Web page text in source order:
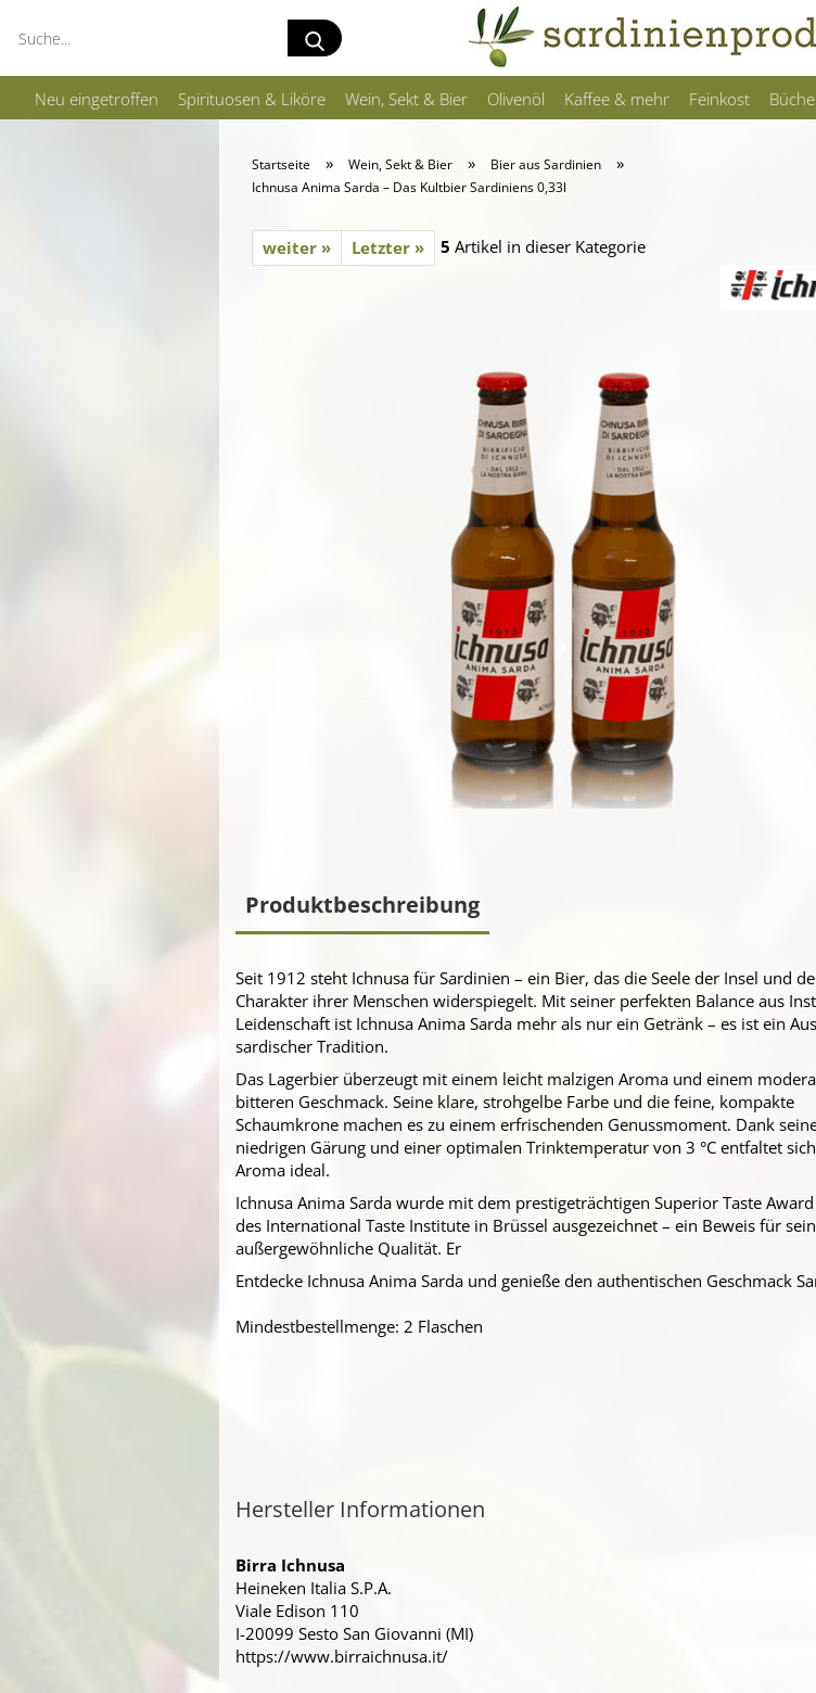
Neu eingetroffen Spirituosen & Liköre Wein, Sekt & Bier Olivenöl Kaffee & mehr Feinkost
Suche...
Startseite » Wein, Sekt & Bier » Bier aus Sardinien »
Ichnusa Anima Sarda – Das Kultbier Sardiniens 0,33l
weiter » Letzter » 5 Artikel in dieser Kategorie
Produktbeschreibung
Seit 1912 steht Ichnusa für Sardinien – ein Bier, das die Seele der Insel und
Charakter ihrer Menschen widerspiegelt. Mit seiner perfekten Balance aus
Leidenschaft ist Ichnusa Anima Sarda mehr als nur ein Getränk – es ist ein
sardischer Tradition.
Das Lagerbier überzeugt mit einem leicht malzigen Aroma und einem
bitteren Geschmack. Seine klare, strohgelbe Farbe und die feine, kompakte
Schaumkrone machen es zu einem erfrischenden Genussmoment. Dank
niedrigen Gärung und einer optimalen Trinktemperatur von 3 °C entfaltet
Aroma ideal.
Ichnusa Anima Sarda wurde mit dem prestigeträchtigen Superior Taste
des International Taste Institute in Brüssel ausgezeichnet – ein Beweis für
außergewöhnliche Qualität. Er
Entdecke Ichnusa Anima Sarda und genieße den authentischen Geschmack
Mindestbestellmenge: 2 Flaschen
Hersteller Informationen
Birra Ichnusa
Heineken Italia S.P.A.
Viale Edison 110
I-20099 Sesto San Giovanni (MI)
https://www.birraichnusa.it/